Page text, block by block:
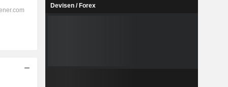
Devisen / Forex